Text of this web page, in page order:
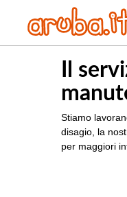
Il
Stiamo
disagio, la
per maggiori